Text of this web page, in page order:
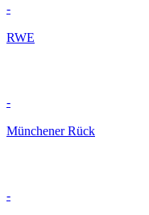
-
RWE
-
Münchener Rück
-